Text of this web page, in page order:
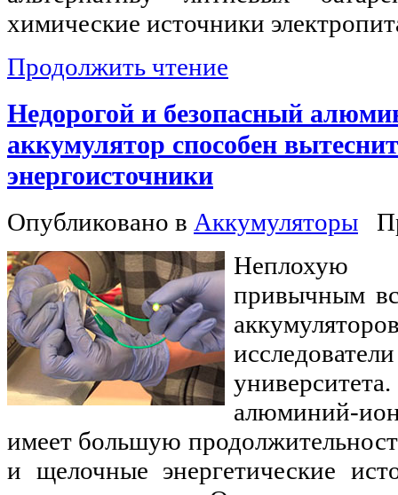
химические источники
Продолжить чтение
Недорогой и безопасный
аккумулятор способен
энергоисточники
Опубликовано в Аккумуляторы
Неплохую
привычным
алюминий-
имеет большую
и щелочные энергетические